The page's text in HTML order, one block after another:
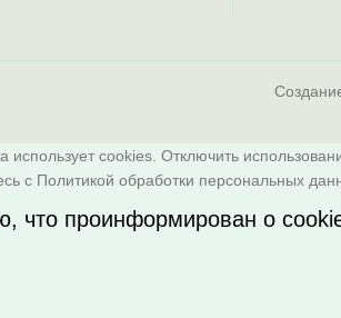
использует cookies. Отключить
с Политикой обработки персональных
что проинформирован о